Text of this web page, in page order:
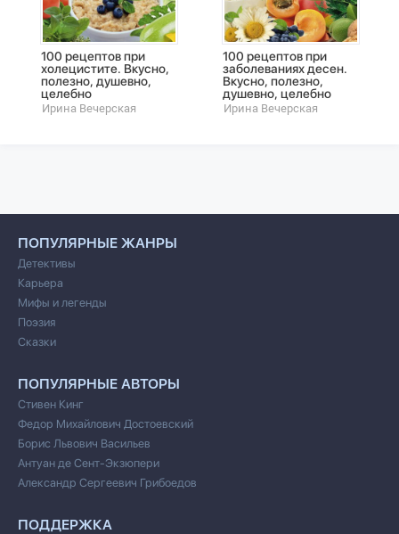
100 рецептов при
холецистите. Вкусно,
полезно, душевно,
целебно
Ирина Вечерская
100 рецептов при
заболеваниях десен.
Вкусно, полезно,
душевно, целебно
Ирина Вечерская
ПОПУЛЯРНЫЕ ЖАНРЫ
Детективы
Карьера
Мифы и легенды
Поэзия
Сказки
ПОПУЛЯРНЫЕ АВТОРЫ
Стивен Кинг
Федор Михайлович Достоевский
Борис Львович Васильев
Антуан де Сент-Экзюпери
Александр Сергеевич Грибоедов
ПОДДЕРЖКА